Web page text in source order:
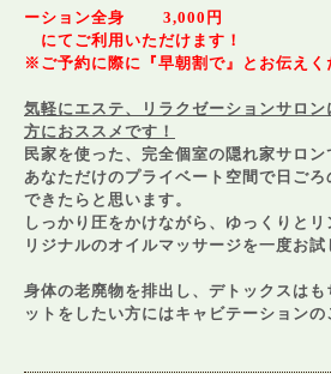
ーション全身 3,000円
にてご利用いただけます！
※ご予約に際に『早朝割で』とお伝え
気軽にエステ、リラクゼーションサロン
方におススメです！
民家を使った、完全個室の隠れ家サロ
あなただけのプライベート空間で日ご
できたらと思います。
しっかり圧をかけながら、ゆっくりと
リジナルのオイルマッサージを一度お
身体の老廃物を排出し、デトックスは
ットをしたい方にはキャビテーションの